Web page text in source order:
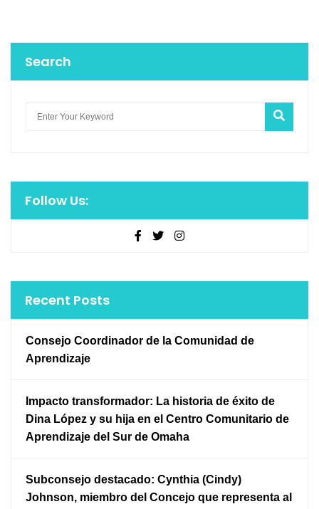
Search
Follow Us:
Recent Posts
Consejo Coordinador de la Comunidad de
Aprendizaje
Impacto transformador: La historia de éxito de
Dina López y su hija en el Centro Comunitario de
Aprendizaje del Sur de Omaha
Subconsejo destacado: Cynthia (Cindy)
Johnson, miembro del Concejo que representa al